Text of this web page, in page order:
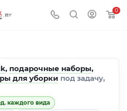
0
, подарочные наборы,
для уборки под задачу,
каждого вида